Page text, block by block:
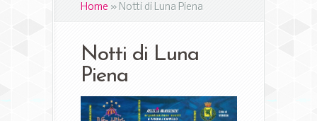
Home » Notti di Luna Piena
Notti di Luna
Piena